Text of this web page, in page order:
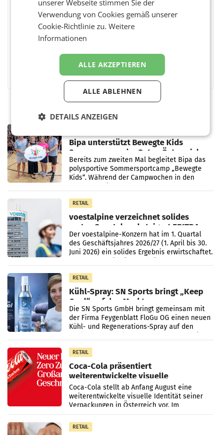
BEWERTEN SIE DIESEN ARTIKEL
MessengerWhatsAppLinkedInXING Teilen
Bipa unterstützt Bewegte Kids
Sommercamps im Osten Österreichs
Bereits zum zweiten Mal begleitet Bipa das
polysportive Sommersportcamp „Bewegte
Kids“. Während der Campwochen in den
RETAIL
voestalpine verzeichnet solides
erstes Quartal und steigert EBITDA
Der voestalpine-Konzern hat im 1. Quartal
des Geschäftsjahres 2026/27 (1. April bis 30.
Juni 2026) ein solides Ergebnis erwirtschaftet.
RETAIL
Kühl-Spray: SN Sports bringt „Keep
Cool“ auf den Markt
Die SN Sports GmbH bringt gemeinsam mit
der Firma Feygenblatt FloGu OG einen neuen
Kühl- und Regenerations-Spray auf den
RETAIL
Coca-Cola präsentiert
weiterentwickelte visuelle
Markenidentität
Coca-Cola stellt ab Anfang August eine
weiterentwickelte visuelle Identität seiner
Verpackungen in Österreich vor. Im
Mittelpunkt des Redesigns stehen zentrale
Gestaltungselemente
RETAIL
unserer Webseite stimmen Sie der
Verwendung von Cookies gemäß unserer
Cookie-Richtlinie zu.Weitere
Informationen
ALLE AKZEPTIEREN
ALLE ABLEHNEN
DETAILS ANZEIGEN